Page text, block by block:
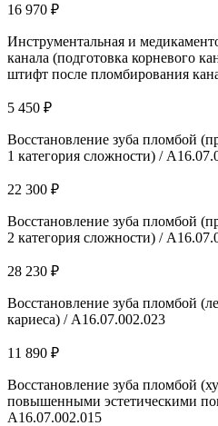
16 970 ₽
Инструментальная и
канала (подготовка корневого
штифт после пломбирования
5 450 ₽
Восстановление зуба пломбой
1 категория сложности) /
22 300 ₽
Восстановление зуба пломбой
2 категория сложности) /
28 230 ₽
Восстановление зуба пломбой
кариеса) / А16.07.002.023
11 890 ₽
Восстановление зуба пломбой
повышенными эстетическими
А16.07.002.015